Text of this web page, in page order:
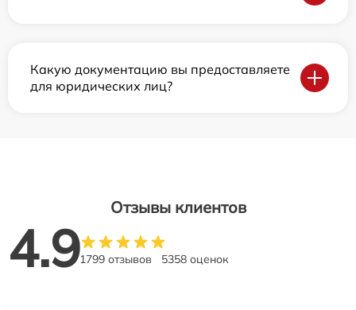
Какую документацию вы предоставляете
для юридических лиц?
Отзывы клиентов
4.91799 отзывов 5358 оценок